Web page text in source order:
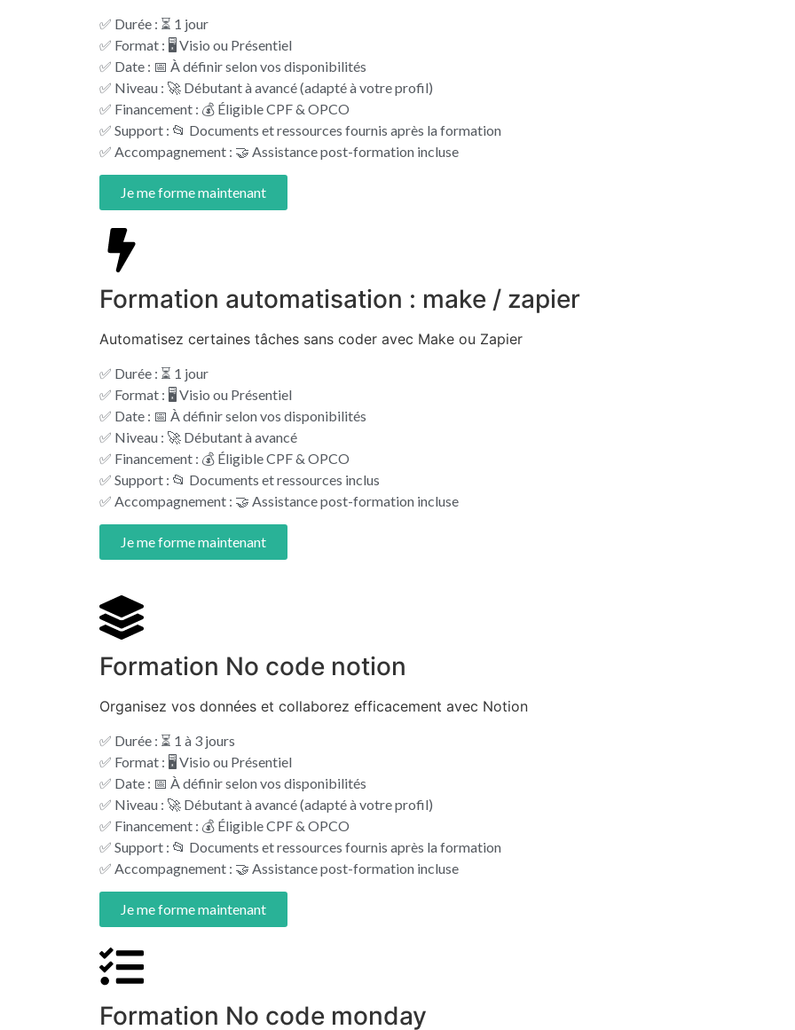
✅ Durée : ⏳ 1 jour
✅ Format : 🖥️ Visio ou Présentiel
✅ Date : 📅 À définir selon vos disponibilités
✅ Niveau : 🚀 Débutant à avancé (adapté à votre profil)
✅ Financement : 💰 Éligible CPF & OPCO
✅ Support : 📂 Documents et ressources fournis après la formation
✅ Accompagnement : 🤝 Assistance post-formation incluse
Je me forme maintenant
Formation automatisation : make / zapier
Automatisez certaines tâches sans coder avec Make ou Zapier
✅ Durée : ⏳ 1 jour
✅ Format : 🖥️ Visio ou Présentiel
✅ Date : 📅 À définir selon vos disponibilités
✅ Niveau : 🚀 Débutant à avancé
✅ Financement : 💰 Éligible CPF & OPCO
✅ Support : 📂 Documents et ressources inclus
✅ Accompagnement : 🤝 Assistance post-formation incluse
Je me forme maintenant
Formation No code notion
Organisez vos données et collaborez efficacement avec Notion
✅ Durée : ⏳ 1 à 3 jours
✅ Format : 🖥️ Visio ou Présentiel
✅ Date : 📅 À définir selon vos disponibilités
✅ Niveau : 🚀 Débutant à avancé (adapté à votre profil)
✅ Financement : 💰 Éligible CPF & OPCO
✅ Support : 📂 Documents et ressources fournis après la formation
✅ Accompagnement : 🤝 Assistance post-formation incluse
Je me forme maintenant
Formation No code monday